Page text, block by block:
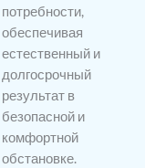
потребности,
обеспечивая
естественный и
долгосрочный
результат в
безопасной и
комфортной
обстановке.